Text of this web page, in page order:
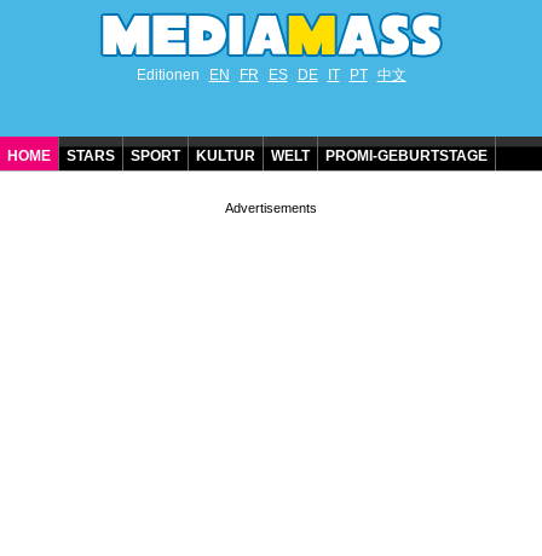
Editionen EN FR ES DE IT PT 中文
HOME STARS SPORT KULTUR WELT PROMI-GEBURTSTAGE